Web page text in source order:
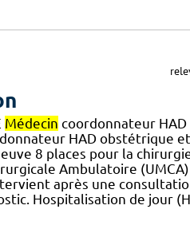
Médecin coordonnateur
HAD obstétrique
8 places pour la
Ambulatoire (UMCA)
après une
Hospitalisation de jour